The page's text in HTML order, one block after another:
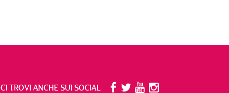
CI TROVI ANCHE SUI SOCIAL